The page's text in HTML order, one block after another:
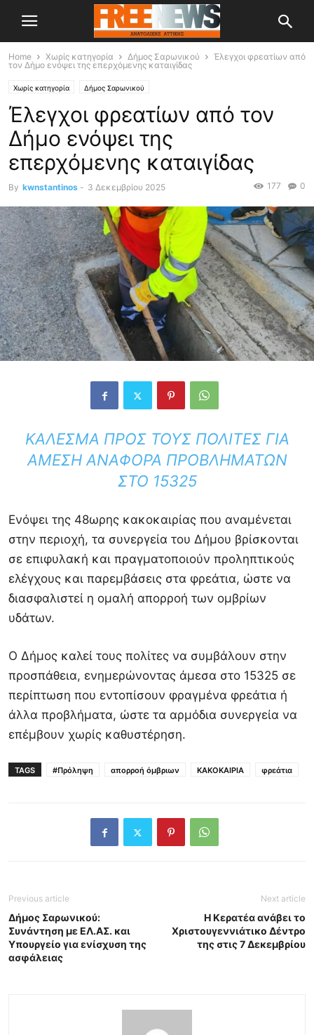
Home Χωρίς κατηγορία Δήμος Σαρωνικού
Έλεγχοι φρεατίων από
τον Δήμο ενόψει της επερχόμενης καταιγίδας
Χωρίς κατηγορία Δήμος Σαρωνικού
Έλεγχοι φρεατίων από τον
Δήμο ενόψει της
επερχόμενης καταιγίδας
By kwnstantinos - 3 Δεκεμβρίου 2025 0
177
ΚΆΛΕΣΜΑ ΠΡΟΣ ΤΟΥΣ ΠΟΛΊΤΕΣ ΓΙΑ
ΆΜΕΣΗ ΑΝΑΦΟΡΆ ΠΡΟΒΛΗΜΆΤΩΝ
ΣΤΟ 15325
Ενόψει της 48ωρης κακοκαιρίας που αναμένεται
στην περιοχή, τα συνεργεία του Δήμου βρίσκονται
σε επιφυλακή και πραγματοποιούν προληπτικούς
ελέγχους και παρεμβάσεις στα φρεάτια, ώστε να
διασφαλιστεί η ομαλή απορροή των ομβρίων
υδάτων.
Ο Δήμος καλεί τους πολίτες να συμβάλουν στην
προσπάθεια, ενημερώνοντας άμεσα στο 15325 σε
περίπτωση που εντοπίσουν φραγμένα φρεάτια ή
άλλα προβλήματα, ώστε τα αρμόδια συνεργεία να
επέμβουν χωρίς καθυστέρηση.
TAGS #Πρόληψη απορροή όμβριων ΚΑΚΟΚΑΙΡΙΑ φρεάτια
Previous article
Δήμος Σαρωνικού:
Συνάντηση με ΕΛ.ΑΣ. και
Υπουργείο για ενίσχυση της
ασφάλειας
Next article
Η Κερατέα ανάβει το
Χριστουγεννιάτικο Δέντρο
της στις 7 Δεκεμβρίου